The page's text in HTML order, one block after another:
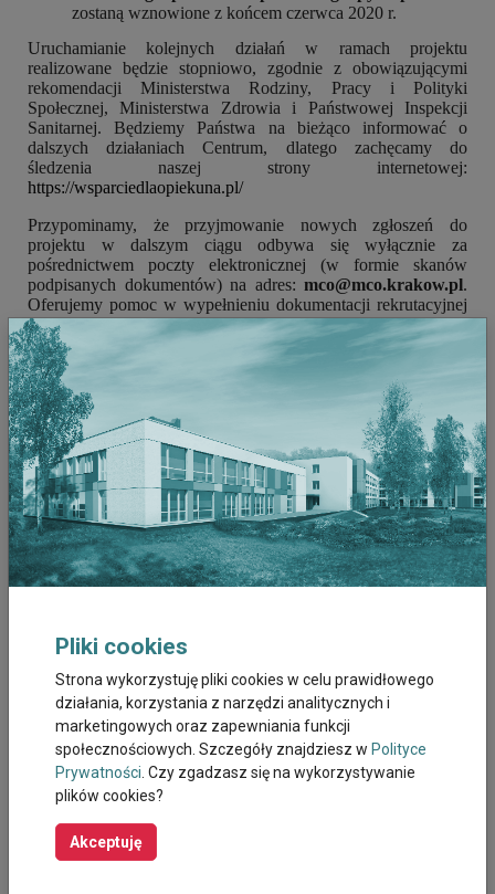
zostaną wznowione z końcem czerwca 2020 r.
Uruchamianie kolejnych działań w ramach projektu
realizowane będzie stopniowo, zgodnie z obowiązującymi
rekomendacji Ministerstwa Rodziny, Pracy i Polityki
Społecznej, Ministerstwa Zdrowia i Państwowej Inspekcji
Sanitarnej. Będziemy Państwa na bieżąco informować o
dalszych działaniach Centrum, dlatego zachęcamy do
śledzenia naszej strony internetowej:
https://wsparciedlaopiekuna.pl/
Przypominamy, że przyjmowanie nowych zgłoszeń do
projektu w dalszym ciągu odbywa się wyłącznie za
pośrednictwem poczty elektronicznej (w formie skanów
podpisanych dokumentów) na adres: mco@mco.krakow.pl.
Oferujemy pomoc w wypełnieniu dokumentacji rekrutacyjnej
w postaci konsultacji telefonicznych pod numerem+48 12 44
67 530
Wszyscy u
czestnicy projektu mogą liczyć na wsparcie i
poradnictwo telefoniczne pod numerem:
+48 12 44 67 590
lub +48 728 402 549.
OBOWIĄZUJE OD: 25 maja 2020 r. do 30 czerwca
2020
Powiązane aktualności
Pliki cookies
Strona wykorzystuję pliki cookies w celu prawidłowego
działania, korzystania z narzędzi analitycznych i
marketingowych oraz zapewniania funkcji
społecznościowych. Szczegóły znajdziesz w Polityce
Prywatności. Czy zgadzasz się na wykorzystywanie
plików cookies?
Akceptuję